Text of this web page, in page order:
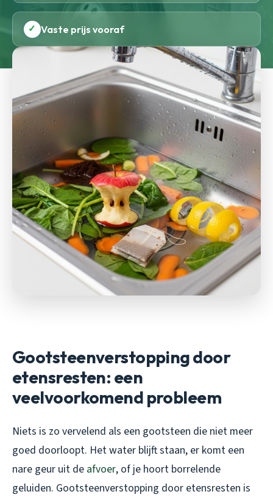
✓ Vaste prijs vooraf
Gootsteenverstopping door
etensresten: een
veelvoorkomend probleem
Niets is zo vervelend als een gootsteen die niet meer
goed doorloopt. Het water blijft staan, er komt een
nare geur uit de afvoer, of je hoort borrelende
geluiden. Gootsteenverstopping door etensresten is